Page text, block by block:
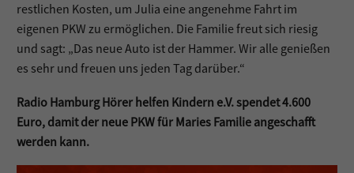
restlichen Kosten, um Julia eine angenehme Fahrt im
eigenen PKW zu ermöglichen. Die Familie freut sich riesig
und sagt: „Das neue Auto ist der Hammer. Wir alle genießen
es sehr und freuen uns jeden Tag darüber.“
Radio Hamburg Hörer helfen Kindern e.V. spendet 4.600
Euro, damit der neue PKW für Maries Familie angeschafft
werden kann.